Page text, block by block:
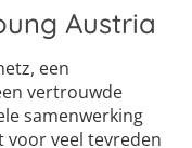
Austria
een
vertrouwde
samenwerking
voor veel tevreden